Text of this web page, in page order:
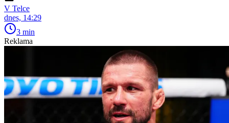
V Telce
dnes, 14:29
3 min
Reklama